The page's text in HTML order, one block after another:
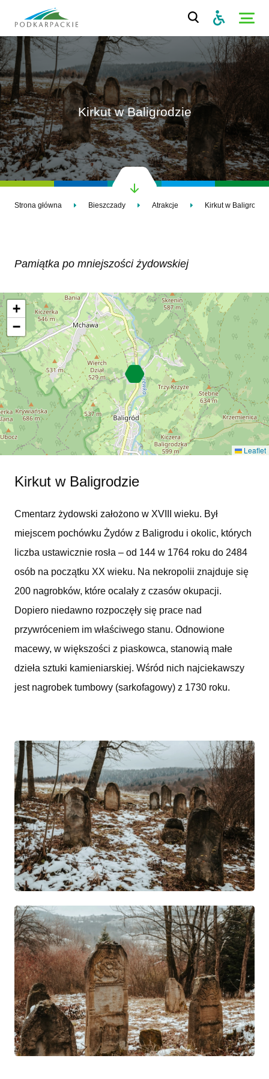
Kirkut w Baligrodzie
Strona główna Bieszczady Atrakcje Kirkut w Baligrodzie
Pamiątka po mniejszości żydowskiej
+
−
Leaflet
Kirkut w Baligrodzie
Cmentarz żydowski założono w XVIII wieku. Był
miejscem pochówku Żydów z Baligrodu i okolic, których
liczba ustawicznie rosła – od 144 w 1764 roku do 2484
osób na początku XX wieku. Na nekropolii znajduje się
200 nagrobków, które ocalały z czasów okupacji.
Dopiero niedawno rozpoczęły się prace nad
przywróceniem im właściwego stanu. Odnowione
macewy, w większości z piaskowca, stanowią małe
dzieła sztuki kamieniarskiej. Wśród nich najciekawszy
jest nagrobek tumbowy (sarkofagowy) z 1730 roku.